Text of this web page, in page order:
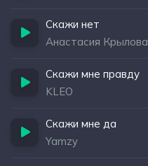
Скажи нет
Анастасия Крылова
Скажи мне правду
KLEO
Скажи мне да
Yamzy